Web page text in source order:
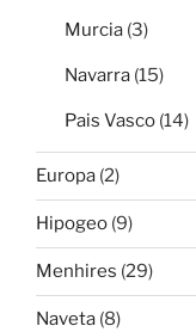
Murcia (3)
Navarra (15)
Pais Vasco (14)
Europa (2)
Hipogeo (9)
Menhires (29)
Naveta (8)